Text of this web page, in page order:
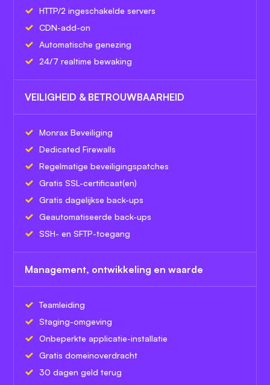
HTTP/2 ingeschakelde servers
CDN-add-on
Automatische genezing
24/7 realtime bewaking
VEILIGHEID & BETROUWBAARHEID
Monrax Beveiliging
Dedicated Firewalls
Regelmatige beveiligingspatches
Gratis SSL-certificaat(en)
Gratis dagelijkse back-ups
Geautomatiseerde back-ups
SSH- en SFTP-toegang
Management, ontwikkeling en waarde
Teamleiding
Staging-omgeving
Onbeperkte applicatie-installatie
Gratis domeinoverdracht
30 dagen geld terug